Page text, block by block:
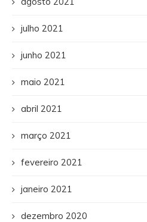
julho 2021
junho 2021
maio 2021
abril 2021
março 2021
fevereiro 2021
janeiro 2021
dezembro 2020